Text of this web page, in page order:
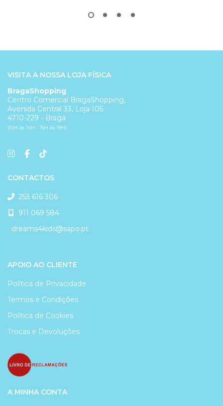
VISITA A NOSSA LOJA FÍSICA
BragaShopping
Centro Comercial BragaShopping,
Avenida Central 33, Loja 105
4710-229 - Braga
(10H às 14H - 15H às 19H)
CONTACTOS
253 616 306
911 069 584
dreams4kids@sapo.pt
APOIO AO CLIENTE
Política de Privacidade
Termos e Condições
Política de Cookies
Trocas e Devoluções
A MINHA CONTA